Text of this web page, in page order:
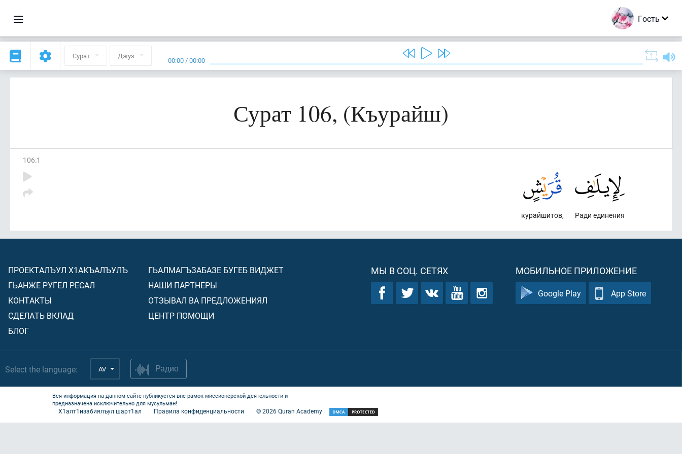
Гость
Сурат Джуз 00:00 /00:00
Сурат 106, (Къурайш)
106:1
Ради единения
курайшитов,
ПРОЕКТАЛЪУЛ Х1АКЪАЛЪУЛЪ
ГЬАНЖЕ РУГЕЛ РЕСАЛ
КОНТАКТЫ
СДЕЛАТЬ ВКЛАД
БЛОГ
ГЬАЛМАГЪЗАБАЗЕ БУГЕБ ВИДЖЕТ
НАШИ ПАРТНЕРЫ
ОТЗЫВАЛ ВА ПРЕДЛОЖЕНИЯЛ
ЦЕНТР ПОМОЩИ
МЫ В СОЦ. СЕТЯХ МОБИЛЬНОЕ ПРИЛОЖЕНИЕ
Google Play App Store
Select the language: AV Радио
Вся информация на данном сайте публикуется вне рамок миссионерской деятельности и
предназначена исключительно для мусульман!
Х1алт1изабиялъул шарт1ал Правила конфиденциальности ©2026Quran Academy